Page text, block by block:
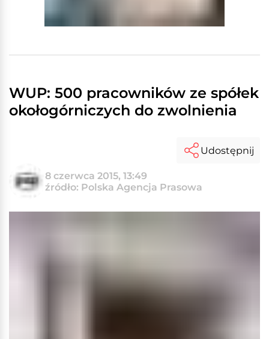
WUP: 500 pracowników ze spółek
okołogórniczych do zwolnienia
8 czerwca 2015, 13:49
źródło: Polska Agencja Prasowa
Udostępnij